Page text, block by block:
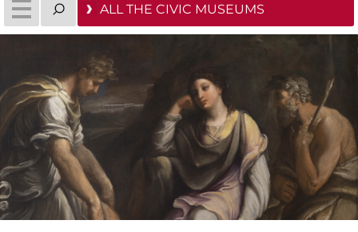
ALL THE CIVIC MUSEUMS